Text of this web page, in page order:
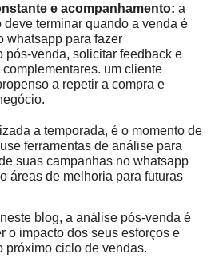
e acompanhamento: a
terminar quando a venda é
whatsapp para fazer
pós-venda, solicitar feedback e
um cliente
a repetir a compra e
a temporada, é o momento de
ferramentas de análise para
suas campanhas no whatsapp
áreas de melhoria para futuras
blog, a análise pós-venda é
o impacto dos seus esforços e
próximo ciclo de vendas.